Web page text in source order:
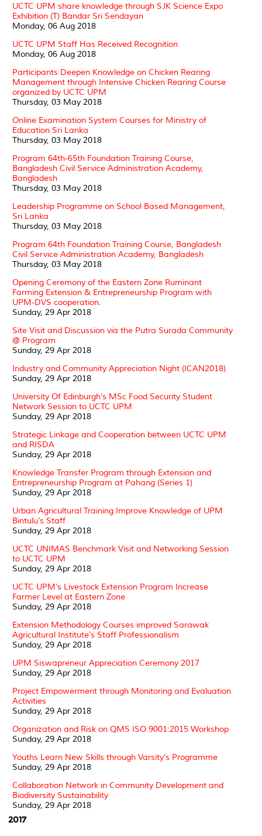
UCTC UPM share knowledge through SJK Science Expo
Exhibition (T) Bandar Sri Sendayan
Monday, 06 Aug 2018
UCTC UPM Staff Has Received Recognition
Monday, 06 Aug 2018
Participants Deepen Knowledge on Chicken Rearing
Management through Intensive Chicken Rearing Course
organized by UCTC UPM
Thursday, 03 May 2018
Online Examination System Courses for Ministry of
Education Sri Lanka
Thursday, 03 May 2018
Program 64th-65th Foundation Training Course,
Bangladesh Civil Service Administration Academy,
Bangladesh
Thursday, 03 May 2018
Leadership Programme on School Based Management,
Sri Lanka
Thursday, 03 May 2018
Program 64th Foundation Training Course, Bangladesh
Civil Service Administration Academy, Bangladesh
Thursday, 03 May 2018
Opening Ceremony of the Eastern Zone Ruminant
Farming Extension & Entrepreneurship Program with
UPM-DVS cooperation.
Sunday, 29 Apr 2018
Site Visit and Discussion via the Putra Surada Community
@ Program
Sunday, 29 Apr 2018
Industry and Community Appreciation Night (ICAN2018)
Sunday, 29 Apr 2018
University Of Edinburgh’s MSc Food Security Student
Network Session to UCTC UPM
Sunday, 29 Apr 2018
Strategic Linkage and Cooperation between UCTC UPM
and RISDA
Sunday, 29 Apr 2018
Knowledge Transfer Program through Extension and
Entrepreneurship Program at Pahang (Series 1)
Sunday, 29 Apr 2018
Urban Agricultural Training Improve Knowledge of UPM
Bintulu’s Staff
Sunday, 29 Apr 2018
UCTC UNIMAS Benchmark Visit and Networking Session
to UCTC UPM
Sunday, 29 Apr 2018
UCTC UPM’s Livestock Extension Program Increase
Farmer Level at Eastern Zone
Sunday, 29 Apr 2018
Extension Methodology Courses improved Sarawak
Agricultural Institute’s Staff Professionalism
Sunday, 29 Apr 2018
UPM Siswapreneur Appreciation Ceremony 2017
Sunday, 29 Apr 2018
Project Empowerment through Monitoring and Evaluation
Activities
Sunday, 29 Apr 2018
Organization and Risk on QMS ISO 9001:2015 Workshop
Sunday, 29 Apr 2018
Youths Learn New Skills through Varsity’s Programme
Sunday, 29 Apr 2018
Collaboration Network in Community Development and
Biodiversity Sustainability
Sunday, 29 Apr 2018
2017